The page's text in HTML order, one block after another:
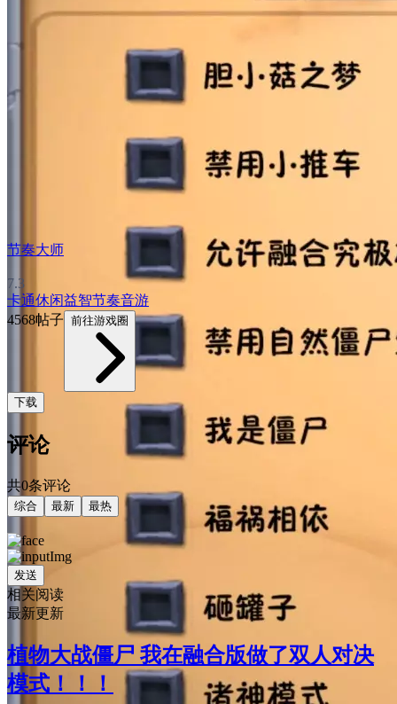
节奏大师
7.3
卡通休闲益智节奏音游
4568帖子 前往游戏圈
下载
评论
共0条评论
综合 最新 最热
发送
相关阅读
最新更新
植物大战僵尸 我在融合版做了双人对决
模式！！！